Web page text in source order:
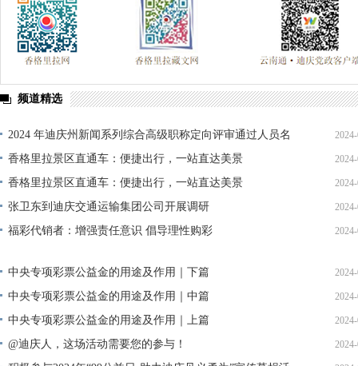
频道精选
2024 年迪庆州新闻系列综合高级职称定向评审通过人员名
单公示
香格里拉景区直通车：便捷出行，一站直达美景
香格里拉景区直通车：便捷出行，一站直达美景
张卫东到迪庆交通运输集团公司开展调研
福彩代销者：增强责任意识 倡导理性购彩
中央专项彩票公益金的用途及作用｜下篇
中央专项彩票公益金的用途及作用｜中篇
中央专项彩票公益金的用途及作用｜上篇
@迪庆人，这场活动需要您的参与！